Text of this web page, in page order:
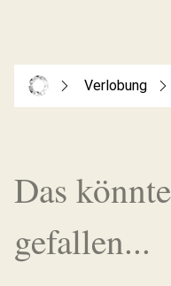
Verlobung
Das
gefallen...